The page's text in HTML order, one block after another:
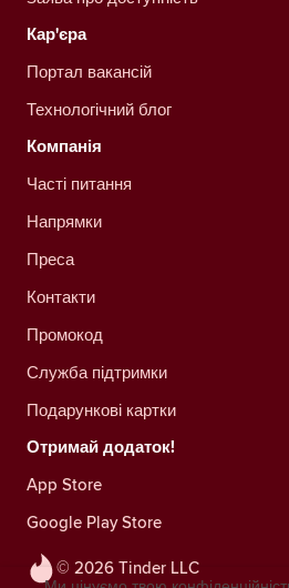
© 2026 Tinder LLC
Кар'єра
Портал вакансій
Технологічний блог
Компанія
Часті питання
Напрямки
Преса
Контакти
Промокод
Служба підтримки
Подарункові картки
Отримай додаток!
App Store
Google Play Store